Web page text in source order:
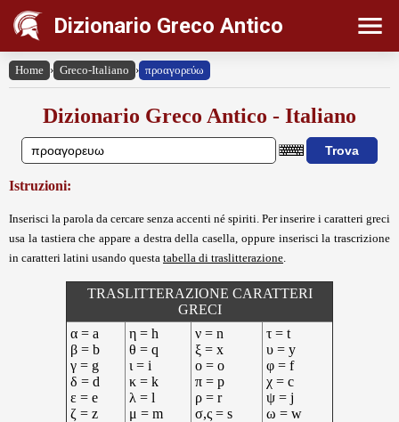
Dizionario Greco Antico
Home › Greco-Italiano › προαγορεύω
Dizionario Greco Antico - Italiano
Istruzioni:
Inserisci la parola da cercare senza accenti né spiriti. Per inserire i caratteri greci
usa la tastiera che appare a destra della casella, oppure inserisci la trascrizione
in caratteri latini usando questa tabella di traslitterazione
TRASLITTERAZIONE CARATTERI
GRECI
α = a
β = b
γ = g
δ = d
ε = e
ζ = z
η = h
θ = q
ι = i
κ = k
λ = l
μ = m
ν = n
ξ = x
ο = o
π = p
ρ = r
σ,ς = s
τ = t
υ = y
φ = f
χ = c
ψ = j
ω = w